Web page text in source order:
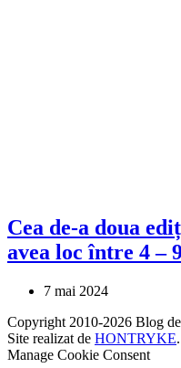
Cea de-a doua
avea loc între 4 –
7 mai 2024
Copyright 2010-2026 Blog
Site realizat de HONTRYKE.
Manage Cookie Consent